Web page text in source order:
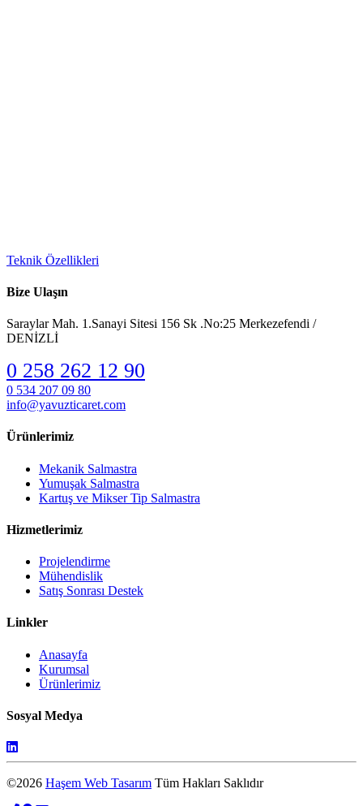
Teknik Özellikleri
Bize Ulaşın
Saraylar Mah. 1.Sanayi Sitesi 156 Sk .No:25 Merkezefendi /
DENİZLİ
0 258 262 12 90
0 534 207 09 80
info@yavuzticaret.com
Ürünlerimiz
Mekanik Salmastra
Yumuşak Salmastra
Kartuş ve Mikser Tip Salmastra
Hizmetlerimiz
Projelendirme
Mühendislik
Satış Sonrası Destek
Linkler
Anasayfa
Kurumsal
Ürünlerimiz
Sosyal Medya
©2026 Haşem Web Tasarım Tüm Hakları Saklıdır